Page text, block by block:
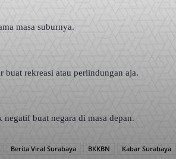
masa suburnya.
buat rekreasi atau perlindungan aja.
buat negara di masa depan.
Berita Viral Surabaya BKKBN Kabar Surabaya